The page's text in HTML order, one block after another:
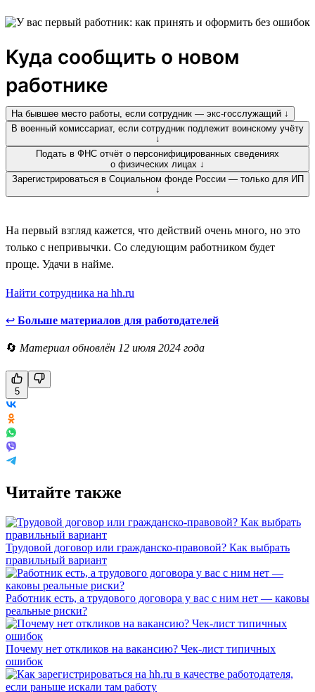
Куда сообщить о новом
работнике
На бывшее место работы, если сотрудник — экс-госслужащий ↓
В военный комиссариат, если сотрудник подлежит воинскому учёту
↓
Подать в ФНС отчёт о персонифицированных сведениях
о физических лицах ↓
Зарегистрироваться в Социальном фонде России — только для ИП
↓
На первый взгляд кажется, что действий очень много, но это
только с непривычки. Со следующим работником будет
проще. Удачи в найме.
Найти сотрудника на hh.ru
↩ Больше материалов для работодателей
🔄 Материал обновлён 12 июля 2024 года
5
Читайте также
Трудовой договор или гражданско-правовой? Как выбрать
правильный вариант
Работник есть, а трудового договора у вас с ним нет — каковы
реальные риски?
Почему нет откликов на вакансию? Чек-лист типичных
ошибок